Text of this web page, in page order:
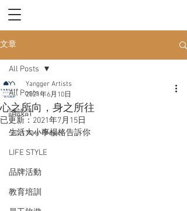
文章
All Posts
讀設計
生活大小事楊格告訴你
LIFE STYLE
品牌活動
教育培訓
All Posts
心之所向，身之所往
Yangger Artists
2021年6月10日
已更新： 2021年7月15日
2021 New Project